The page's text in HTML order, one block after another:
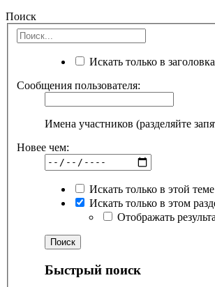
Поиск
Искать только в
Сообщения пользователя:
Имена участников (разделяйте
Новее чем:
Искать только в этой теме
Искать только в этом
Отображать
Быстрый поиск